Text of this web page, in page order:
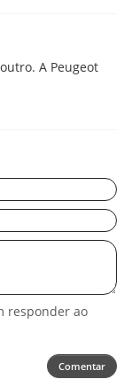
A Peugeot
responder ao
Comentar